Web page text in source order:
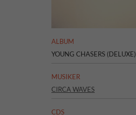
ALBUM
YOUNG CHASERS (DELUXE)
MUSIKER
CIRCA WAVES
CDS